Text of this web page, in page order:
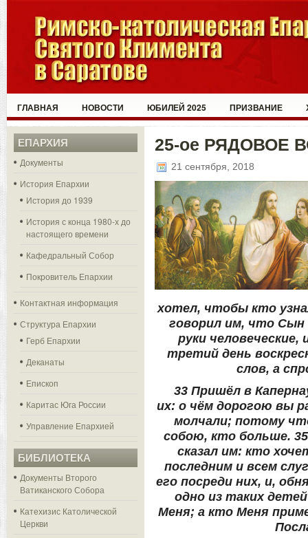
ГЛАВНАЯ НОВОСТИ ЮБИЛЕЙ 2025 ПРИЗВАНИЕ
ЕПАРХИЯ
Документы
История Епархии
История до 1939
История с конца 1980-х до
настоящего времени
Кафедральный Собор
Покровитель Епархии
Контактная информация
Структура Епархии
Герб Епархии
Деканаты
Епископ
Каритас Юга России
Управление Епархией
БИБЛИОТЕКА
Документы Второго
Ватиканского Собора
Катехизис Католической
Церкви
25-ое РЯДОВОЕ
21 сентября, 2018
хотел, чтобы кто
говорил им, что Сын
руки
третий день
слов, а
33 Пришёл в
их: о чём дорогою вы
молчали; потому
собою, кто больше.
сказал им: кто
последним и всем
его посреди них, и,
одно из таких
Меня; а кто Меня